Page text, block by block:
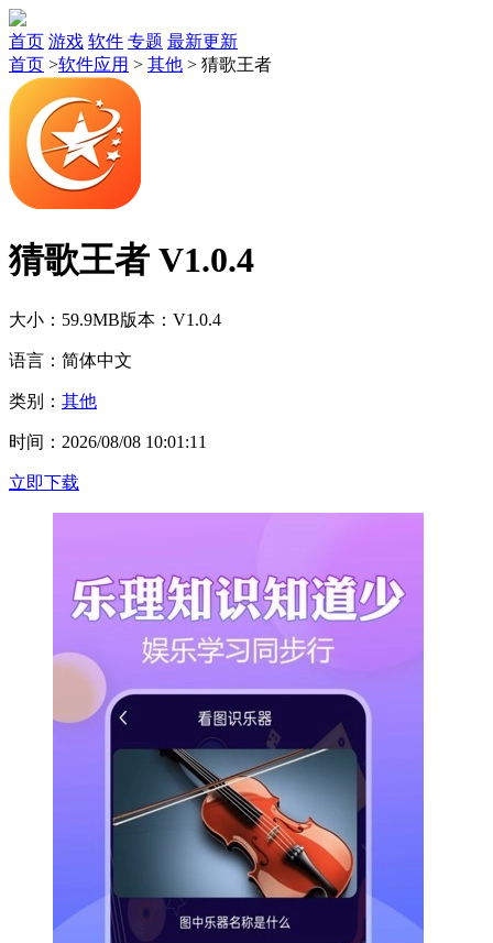
首页 游戏 软件 专题 最新更新
首页 >软件应用 > 其他 > 猜歌王者
猜歌王者 V1.0.4
大小：59.9MB版本：V1.0.4
语言：简体中文
类别： 其他
时间：2026/08/08 10:01:11
立即下载